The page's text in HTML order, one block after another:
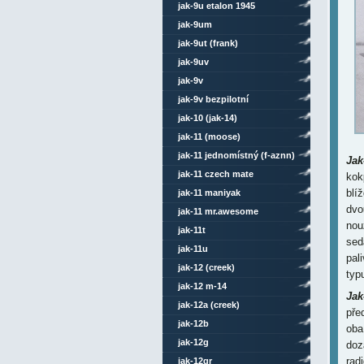
jak-9u etalon 1945
jak-9um
jak-9ut (frank)
jak-9uv
jak-9v
jak-9v bezpilotní
jak-10 (jak-14)
jak-11 (moose)
jak-11 jednomístný (f-aznn)
jak-11 czech mate
jak-11 maniyak
jak-11 mr.awesome
jak-11t
jak-11u
jak-12 (creek)
jak-12 m-14
jak-12a (creek)
jak-12b
jak-12g
jak-12gr